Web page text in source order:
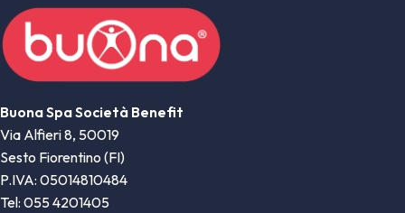
Buona Spa Società Benefit
Via Alfieri 8, 50019
Sesto Fiorentino (FI)
P.IVA: 05014810484
Tel: 055 4201405